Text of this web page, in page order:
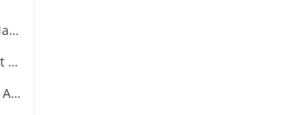
Colmar, église Saint-Mathieu, "La Passion" selon saint Matthieu
Colmar, musée d'Unterlinden, concert du Vendredi Saint "La Passion selon saint Jean
Mulhouse, musée des Beaux-Arts "10 ans d'art vidéo en Allemagne, 1976-1986